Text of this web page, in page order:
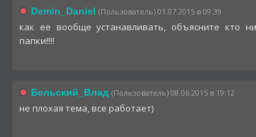
Demin_Daniel (Пользователь) 01.07.2015 в 09:39
как ее вообще устанавливать, объясните кто
папки!!!!
Бельский_Влад (Пользователь) 08.06.2015 в 19:12
не плохая тема, все работает)